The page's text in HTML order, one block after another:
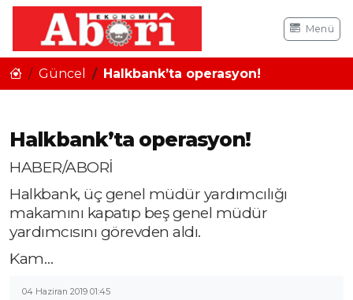
Menü
Güncel Halkbank’ta operasyon!
Halkbank’ta operasyon!
HABER/ABORİ
Halkbank, üç genel müdür yardımcılığı
makamını kapatıp beş genel müdür
yardımcısını görevden aldı.
Kam…
04 Haziran 2019 01:45